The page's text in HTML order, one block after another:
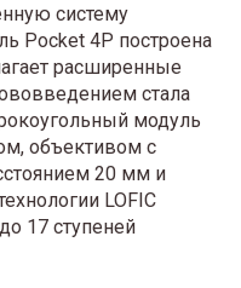
систему
Pocket 4P построена
расширенные
стала
модуль
объективом с
20 мм и
LOFIC
17 ступеней